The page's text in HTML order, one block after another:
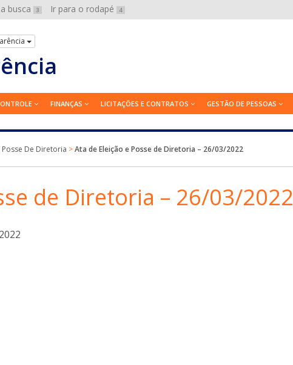
busca 3 Ir para o rodapé 4
FINANÇAS LICITAÇÕES E CONTRATOS GESTÃO DE PESSOAS
Posse De Diretoria >Ata de Eleição e Posse de Diretoria – 26/03/2022
de Diretoria – 26/03/2022